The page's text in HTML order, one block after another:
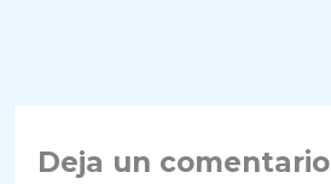
Deja un comentario